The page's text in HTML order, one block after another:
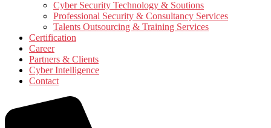
Cyber Security Technology & Soutions
Professional Security & Consultancy Services
Talents Outsourcing & Training Services
Certification
Career
Partners & Clients
Cyber Intelligence
Contact